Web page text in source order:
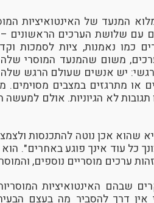
המנעד של האינטואיציות
עם שלושת הערכים הראשונים
כמו נאמנות, ציות לסמכות
משום שהמנעד המוסרי
יש אנשים שעולם הרגש
או מתרגזים במצבים מסוימים.
לא הגיוניות. אולם
שהוא אכן נוטה להתכנסות
כל עוד אינך פוגע באחרים".
ערכים מוסריים נוספים,
שבהם האינטואיציות
אין דרך להסביר מה בעצם